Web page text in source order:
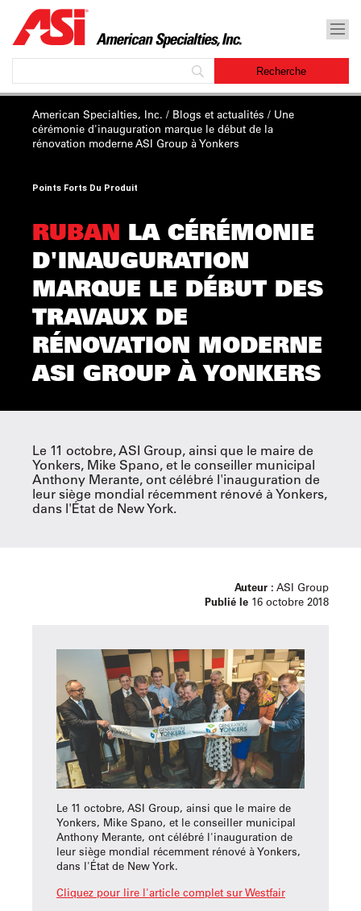
American Specialties, Inc. / Blogs et actualités / Une
cérémonie d'inauguration marque le début de la
rénovation moderne ASI Group à Yonkers
Points Forts Du Produit
RUBAN LA CÉRÉMONIE
D'INAUGURATION
MARQUE LE DÉBUT DES
TRAVAUX DE
RÉNOVATION MODERNE
ASI GROUP À YONKERS
Le 11 octobre, ASI Group, ainsi que le maire de
Yonkers, Mike Spano, et le conseiller municipal
Anthony Merante, ont célébré l'inauguration de
leur siège mondial récemment rénové à Yonkers,
dans l'État de New York.
Auteur : ASI Group
Publié le 16 octobre 2018
Le 11 octobre, ASI Group, ainsi que le maire de
Yonkers, Mike Spano, et le conseiller municipal
Anthony Merante, ont célébré l'inauguration de
leur siège mondial récemment rénové à Yonkers,
dans l'État de New York.
Cliquez pour lire l'article complet sur Westfair